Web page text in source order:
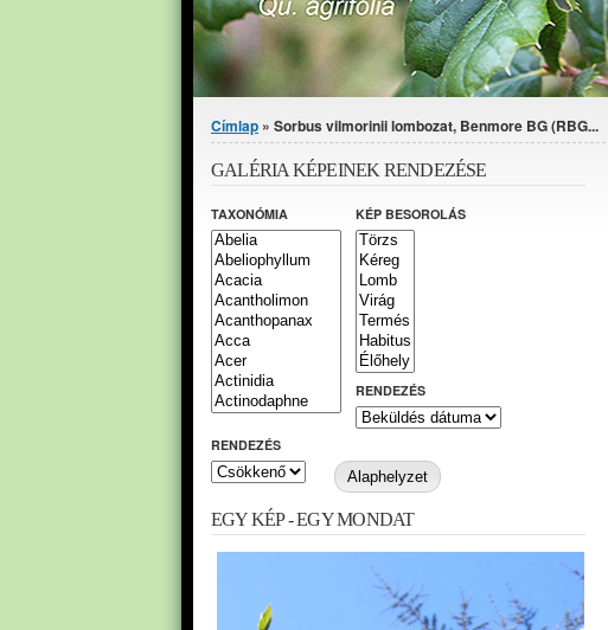
Jelenlegi hely
Címlap » Sorbus vilmorinii lombozat, Benmore BG (RBG...
GALÉRIA KÉPEINEK RENDEZÉSE
TAXONÓMIA KÉP BESOROLÁS
RENDEZÉS
RENDEZÉS
EGY KÉP - EGY MONDAT